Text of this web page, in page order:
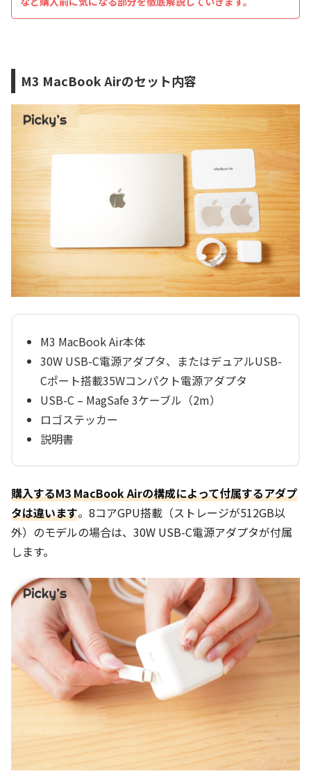
M3 MacBook Airのセット内容
M3 MacBook Air本体
30W USB-C電源アダプタ、またはデュアルUSB-
Cポート搭載35Wコンパクト電源アダプタ
USB-C – MagSafe 3ケーブル（2m）
ロゴステッカー
説明書
購入するM3 MacBook Airの構成によって付属するアダプ
タは違います。8コアGPU搭載（ストレージが512GB以
外）のモデルの場合は、30W USB-C電源アダプタが付属
します。